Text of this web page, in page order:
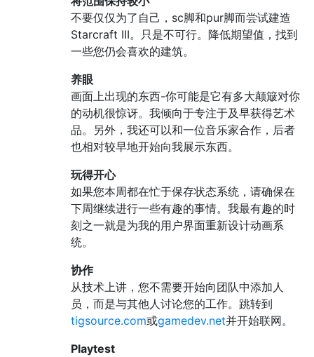
不要仅仅为了自己，sc脚和pur脚而尝试建造
Starcraft III。只是不可行。降低期望值，找到
一些您仍会喜欢的建筑。
养眼
画面上出现的东西-你可能是它有多大颠簸对你
的动机很惊讶。我倾向于专注于及早获得艺术
品。另外，我还可以和一位音乐家合作，后者
也相对较早地开始向我展示东西。
玩得开心
如果您本周都在忙于保存状态系统，请确保在
下周继续进行一些有趣的事情。我最有趣的时
刻之一就是为我的用户界面重新设计动画系
统。
协作
从技术上讲，您不需要开始向团队中添加人
员，而是与其他人讨论您的工作。跳转到
tigsource.com或gamedev.net并开始联网。
Playtest